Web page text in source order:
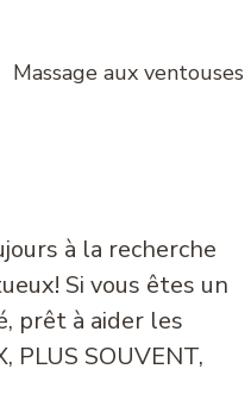
Massage aux ventouses
à la recherche
Si vous êtes un
prêt à aider les
PLUS SOUVENT,